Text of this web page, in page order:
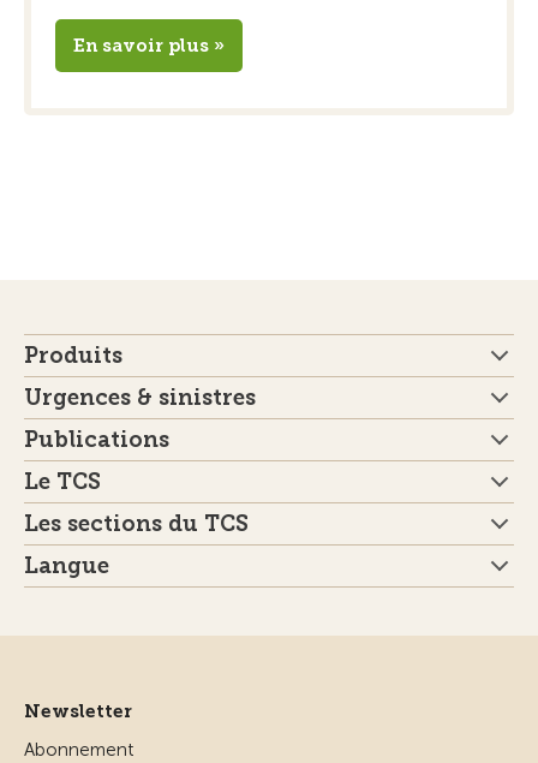
En savoir plus »
Produits
Urgences & sinistres
Publications
Le TCS
Les sections du TCS
Langue
Newsletter
Abonnement